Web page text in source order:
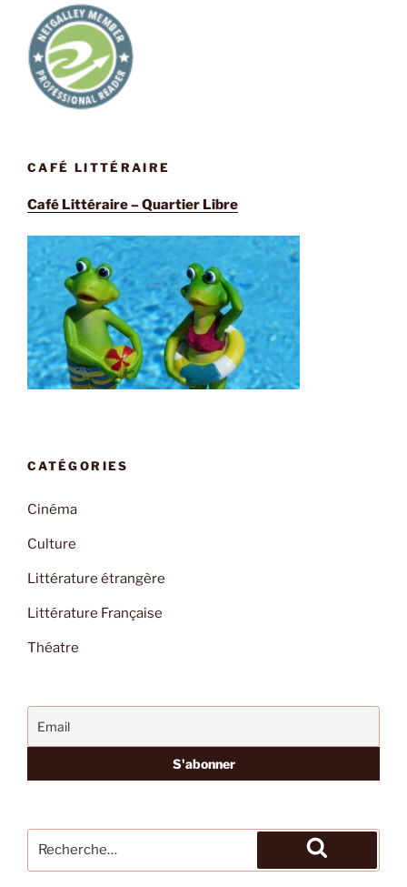
CAFÉ LITTÉRAIRE
Café Littéraire – Quartier Libre
CATÉGORIES
Cinéma
Culture
Littérature étrangère
Littérature Française
Théatre
pour
Recherche